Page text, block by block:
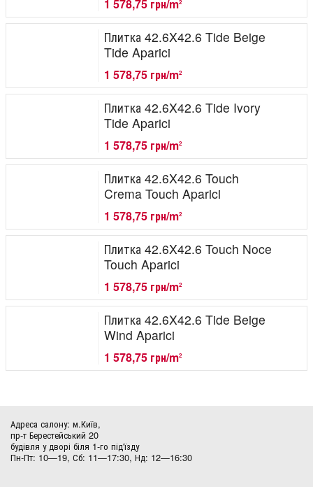
1 578,75 грн/m2
Плитка 42.6X42.6 Tide Beige
Tide Aparici
1 578,75 грн/m2
Плитка 42.6X42.6 Tide Ivory
Tide Aparici
1 578,75 грн/m2
Плитка 42.6X42.6 Touch
Crema Touch Aparici
1 578,75 грн/m2
Плитка 42.6X42.6 Touch Noce
Touch Aparici
1 578,75 грн/m2
Плитка 42.6X42.6 Tide Beige
Wind Aparici
1 578,75 грн/m2
Адреса салону: м.Київ,
пр-т Берестейський 20
будівля у дворі біля 1-го під'їзду
Пн-Пт: 10—19, Сб: 11—17:30, Нд: 12—16:30